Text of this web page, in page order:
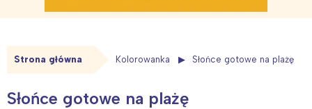
Strona główna Kolorowanka Słońce gotowe na plażę
Słońce gotowe na plażę